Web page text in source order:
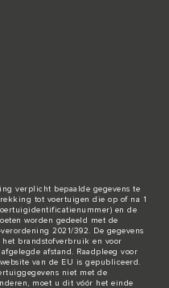
verplicht bepaalde gegevens te
tot voertuigen die op of na 1
en de
worden gedeeld met de
2021/392. De gegevens
brandstofverbruik en voor
afstand. Raadpleeg voor
website van de EU is gepubliceerd.
niet met de
moet u dit vóór het einde